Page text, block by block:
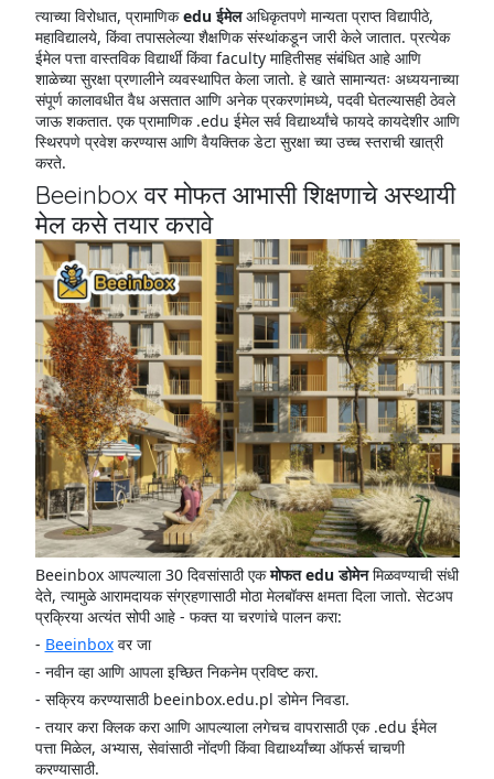
त्याच्या विरोधात, प्रामाणिकedu ईमेलअधिकृतपणे मान्यता प्राप्त विद्यापीठे,
महाविद्यालये, किंवा तपासलेल्या शैक्षणिक संस्थांकडून जारी केले जातात. प्रत्येक
ईमेल पत्ता वास्तविक विद्यार्थी किंवा faculty माहितीसह संबंधित आहे आणि
शाळेच्या सुरक्षा प्रणालीने व्यवस्थापित केला जातो. हे खाते सामान्यतः अध्ययनाच्या
संपूर्ण कालावधीत वैध असतात आणि अनेक प्रकरणांमध्ये, पदवी घेतल्यासही ठेवले
जाऊ शकतात. एक प्रामाणिक .edu ईमेल सर्व विद्यार्थ्यांचे फायदे कायदेशीर आणि
स्थिरपणे प्रवेश करण्यास आणि वैयक्तिक डेटा सुरक्षा च्या उच्च स्तराची खात्री
करते.
Beeinbox वर मोफत आभासी शिक्षणाचे अस्थायी
मेल कसे तयार करावे
Beeinbox आपल्याला 30 दिवसांसाठी एकमोफत edu डोमेनमिळवण्याची संधी
देते, त्यामुळे आरामदायक संग्रहणासाठी मोठा मेलबॉक्स क्षमता दिला जातो. सेटअप
प्रक्रिया अत्यंत सोपी आहे - फक्त या चरणांचे पालन करा:
- Beeinboxवर जा
- नवीन व्हा आणि आपला इच्छित निकनेम प्रविष्ट करा.
- सक्रिय करण्यासाठी beeinbox.edu.pl डोमेन निवडा.
- तयार करा क्लिक करा आणि आपल्याला लगेचच वापरासाठी एक .edu ईमेल
पत्ता मिळेल, अभ्यास, सेवांसाठी नोंदणी किंवा विद्यार्थ्यांच्या ऑफर्स चाचणी
करण्यासाठी.